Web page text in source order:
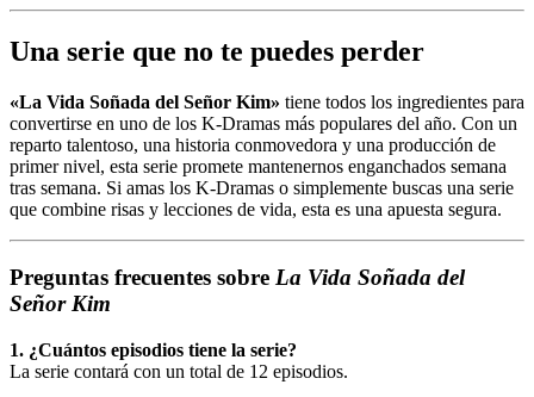
Una serie que no te puedes perder
«La Vida Soñada del Señor Kim» tiene todos los ingredientes para
convertirse en uno de los K-Dramas más populares del año. Con un
reparto talentoso, una historia conmovedora y una producción de
primer nivel, esta serie promete mantenernos enganchados semana
tras semana. Si amas los K-Dramas o simplemente buscas una serie
que combine risas y lecciones de vida, esta es una apuesta segura.
Preguntas frecuentes sobre La Vida Soñada del
Señor Kim
1. ¿Cuántos episodios tiene la serie?
La serie contará con un total de 12 episodios.